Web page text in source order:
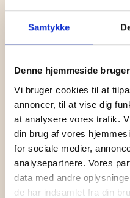
Samtykke
Denne hjemmeside
Vi bruger cookies til at
annoncer, til at vise dig
at analysere vores trafik.
din brug af vores
for sociale medier,
analysepartnere. Vores
data med andre
de har indsamlet fra din
GARN
CAMAROSE
LAMA TWEED
LAMAULD
TYND LAMAULD
SNEFNUG
HOLST GARN
COAST
ISTEX GARN
LÉTTLOPI
RICO DESIGN
OPSKRIFTER
STRIKKEKIT
STRIKKETILBEHØR
TØJ
ACCESSORIES
TOPPE OG BLUSER
KIMONOER OG JAKKER
T-SHIRTS OG SHORTS
SMYKKER OG HÅR
BOLIG
KØKKEN
MAD
DET SALTE KØKKEN
DET SØDE KØKKEN
GAVEKURVE
INSPIRATION
OM
KONTAKT
CART